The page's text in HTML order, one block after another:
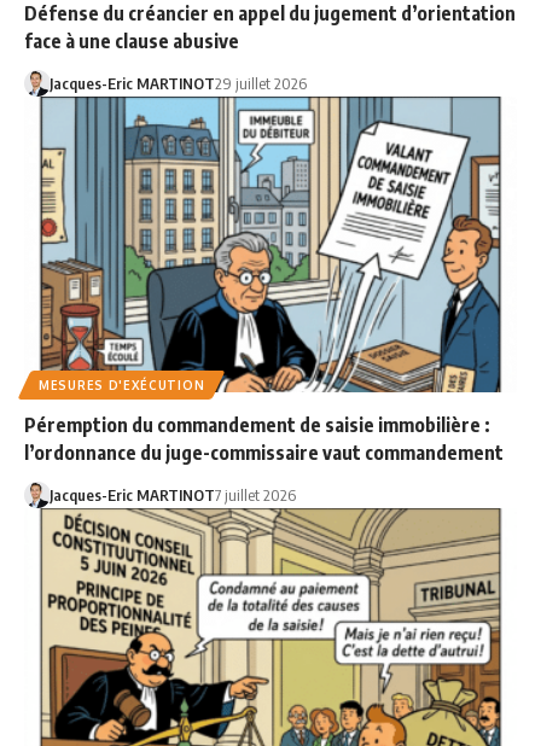
Défense du créancier en appel du jugement d’orientation
face à une clause abusive
Jacques-Eric MARTINOT29 juillet 2026
MESURES D'EXÉCUTION
Péremption du commandement de saisie immobilière :
l’ordonnance du juge-commissaire vaut commandement
Jacques-Eric MARTINOT7 juillet 2026